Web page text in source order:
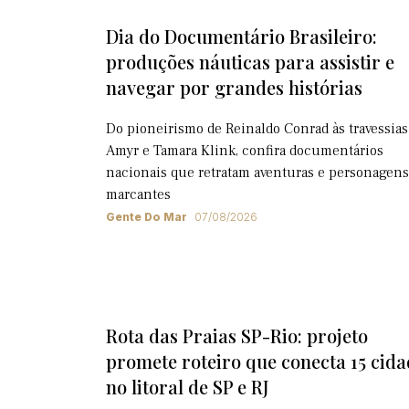
Dia do Documentário Brasileiro:
produções náuticas para assistir e
navegar por grandes histórias
Do pioneirismo de Reinaldo Conrad às
Amyr e Tamara Klink, confira documentários
nacionais que retratam aventuras e personagens
marcantes
Gente Do Mar 07/08/2026
Rota das Praias SP-Rio: projeto
promete roteiro que conecta 15
no litoral de SP e RJ